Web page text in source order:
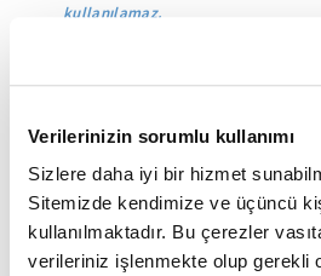
Verilerinizin sorumlu kullanımı
Sizlere daha iyi bir hizmet
Sitemizde kendimize ve üçüncü
kullanılmaktadır. Bu çerezler
verileriniz işlenmekte olup gerekli
kullanılamaz.
Ancak alıntılanan köşe yazısı/
alıntılanan habere aktif link
Ayrıntılar için lütfentıklayın.
Mobil